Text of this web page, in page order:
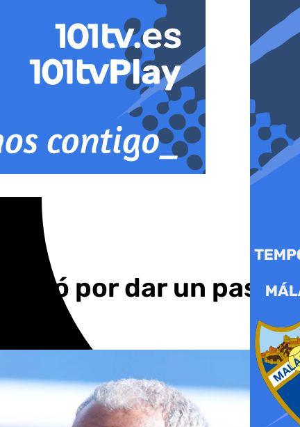
por dar un pase